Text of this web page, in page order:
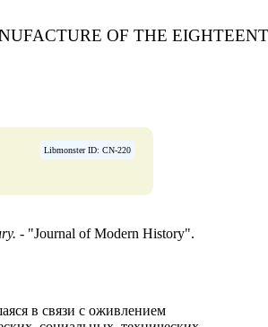
OF THE
Libmonster ID: CN-220
- "Journal of Modern History".
в связи с оживлением